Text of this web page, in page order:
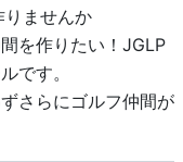
ませんか
を作りたい！JGLP
です。
さらにゴルフ仲間が